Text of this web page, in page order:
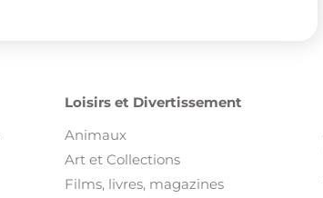
Loisirs et Divertissement
Animaux
Art et Collections
Films, livres, magazines